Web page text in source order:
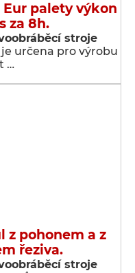
palety výkon
za 8h.
stroje
určena pro výrobu
…
z pohonem a z
řeziva.
stroje